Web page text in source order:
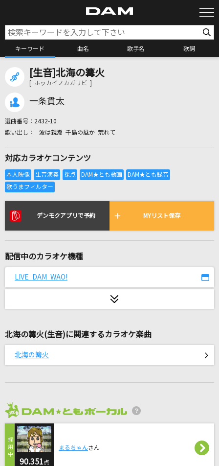
キーワード 曲名 歌手名 歌詞
カラオケ検索
全国りれき
リアルタイムで歌われている曲の一覧
ビリミリオン
[生音]夜明けの流星群
SCANDAL
4na
恋
松任谷由実(荒井由実)
[プロオケ]ray
ライカ
yamada feat.初音ミク
[生音]北海の篝火
[ ホッカイノカガリビ ]
一条貫太
選曲番号： 2432-10
波は親潮 千島の風か 荒れて
対応カラオケコンテンツ
デンモクアプリで予約 MYリスト保存
配信中のカラオケ機種
LIVE DAM WAO!
北海の篝火(生音)に関連するカラオケ楽曲
北海の篝火
90.351 点
まるちゃんさん